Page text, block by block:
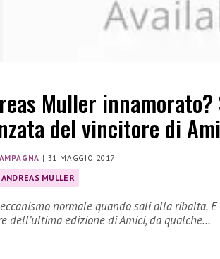
Muller innamorato?
del vincitore di
| 31 MAGGIO 2017
ANDREAS MULLER
normale quando sali alla ribalta.
dell’ultima edizione di Amici, da qualche…